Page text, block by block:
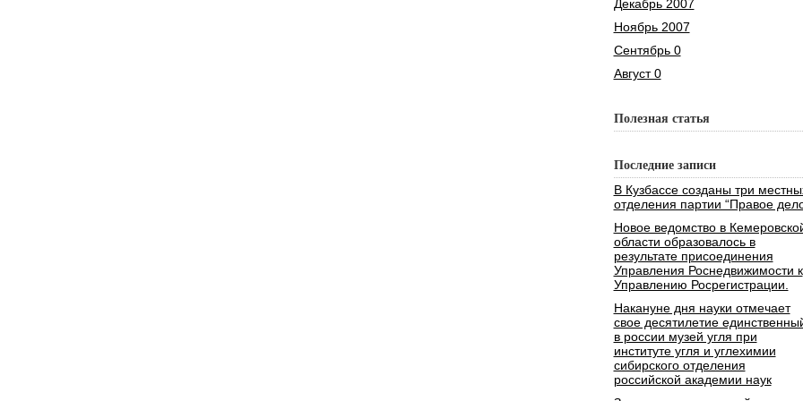
Декабрь 2007
Ноябрь 2007
Сентябрь 0
Август 0
Полезная статья
Последние записи
В Кузбассе созданы три
отделения партии “Правое
Новое ведомство в
области образовалось в
результате присоединения
Управления Роснедвижимости к
Управлению Росрегистрации.
Накануне дня науки отмечает
свое десятилетие
в россии музей угля при
институте угля и углехимии
сибирского отделения
российской академии наук